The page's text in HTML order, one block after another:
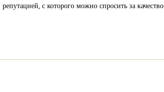
с которого можно спросить за качество